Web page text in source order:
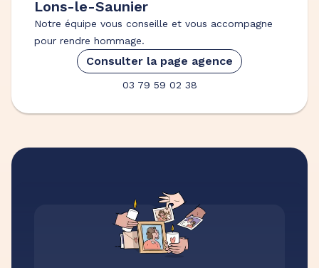
Lons-le-Saunier
Notre équipe vous conseille et vous accompagne
pour rendre hommage.
Consulter la page agence
03 79 59 02 38